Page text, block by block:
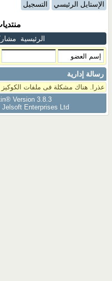
الإستايل الرئيسي التسجيل
الرئيسية
رسالة إدارية
عذرا. هناك مشكلة فى ملفات الكوكيز
Version 3.8.3
Enterprises Ltd.